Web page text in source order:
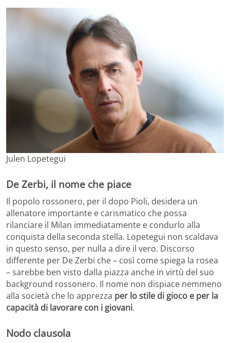
Julen Lopetegui
De Zerbi, il nome che piace
Il popolo rossonero, per il dopo Pioli, desidera un
allenatore importante e carismatico che possa
rilanciare il Milan immediatamente e condurlo alla
conquista della seconda stella. Lopetegui non scaldava
in questo senso, per nulla a dire il vero. Discorso
differente per De Zerbi che – così come spiega la rosea
– sarebbe ben visto dalla piazza anche in virtù del suo
background rossonero. Il nome non dispiace nemmeno
alla società che lo apprezza per lo stile di gioco e per la
capacità di lavorare con i giovani.
Nodo clausola